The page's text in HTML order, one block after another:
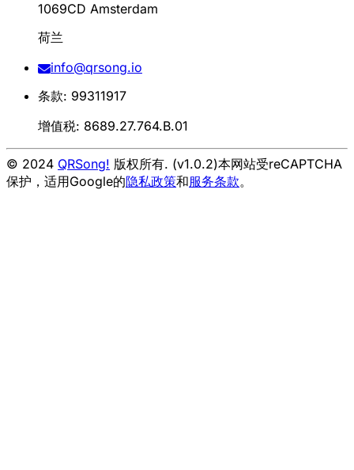
1069CD Amsterdam
荷兰
info@qrsong.io
条款: 99311917
增值税: 8689.27.764.B.01
© 2024 QRSong! 版权所有. (v1.0.2)本网站受reCAPTCHA
保护，适用Google的隐私政策和服务条款。